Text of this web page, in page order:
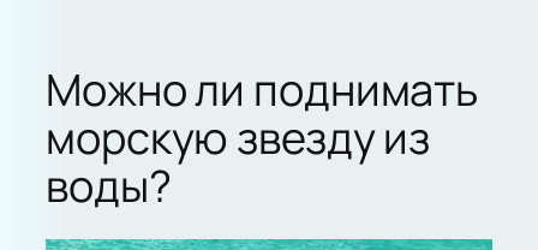
Можно ли поднимать
морскую звезду из
воды?